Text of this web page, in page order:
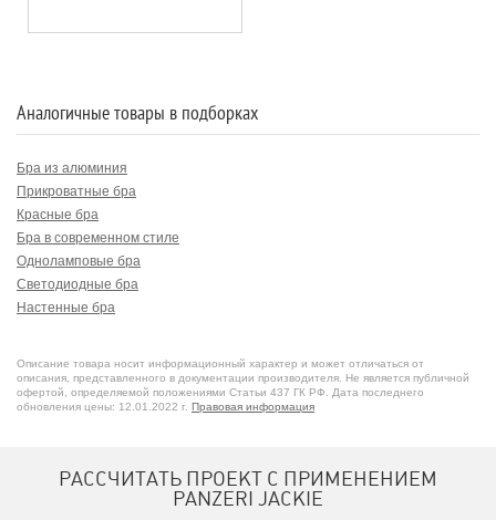
Аналогичные товары в подборках
Бра из алюминия
Прикроватные бра
Красные бра
Бра в современном стиле
Одноламповые бра
Светодиодные бра
Настенные бра
Светодиодные бра 3000K
Бра со степенью защиты IP40
Бра для спальни
Описание товара носит информационный характер и может отличаться от
описания, представленного в документации производителя. Не является публичной
офертой, определяемой положениями Статьи 437 ГК РФ. Дата последнего
обновления цены: 12.01.2022 г. Правовая информация
РАССЧИТАТЬ ПРОЕКТ С ПРИМЕНЕНИЕМ
PANZERI JACKIE